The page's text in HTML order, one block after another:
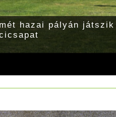
hazai pályán játszik